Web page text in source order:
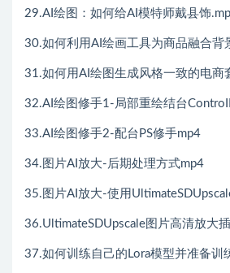
29.AI绘图：如何给AI模特师戴县饰
30.如何利用AI绘画工具为商品融合背
31.如何用AI绘图生成风格一致的电商
32.AI绘图修手1-局部重绘结台
33.AI绘图修手2-配台PS修手mp4
34.图片AI放大-后期处理方式mp4
35.图片AI放大-使用
36.UltimateSDUpscale图片高清放大
37.如何训练自己的Lora模型并准备训